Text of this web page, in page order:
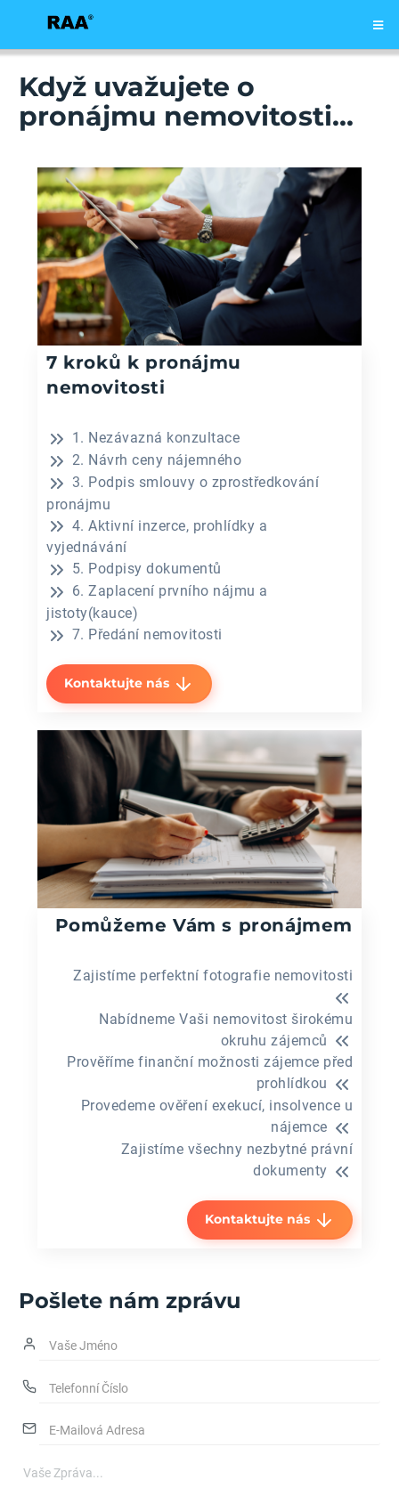
Když uvažujete o
pronájmu nemovitosti...
7 kroků k pronájmu
nemovitosti
1. Nezávazná konzultace
2. Návrh ceny nájemného
3. Podpis smlouvy o zprostředkování
pronájmu
4. Aktivní inzerce, prohlídky a
vyjednávání
5. Podpisy dokumentů
6. Zaplacení prvního nájmu a
jistoty(kauce)
7. Předání nemovitosti
Kontaktujte nás
Pomůžeme Vám s pronájmem
Zajistíme perfektní fotografie nemovitosti
Nabídneme Vaši nemovitost širokému
okruhu zájemců
Prověříme finanční možnosti zájemce před
prohlídkou
Provedeme ověření exekucí, insolvence u
nájemce
Zajistíme všechny nezbytné právní
dokumenty
Kontaktujte nás
Pošlete nám zprávu